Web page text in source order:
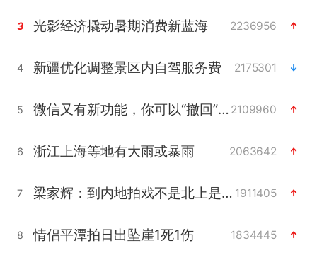
3 光影经济撬动暑期消费新蓝海 2236956
4 新疆优化调整景区内自驾服务费 2175301
5 微信又有新功能，你可以“撤回”你的撤回了！ 2109960
6 浙江上海等地有大雨或暴雨 2063642
7 梁家辉：到内地拍戏不是北上是回归 1911405
8 情侣平潭拍日出坠崖1死1伤 1834445